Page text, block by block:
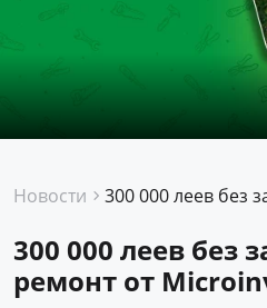
Новости
300 000 леев без
ремонт от